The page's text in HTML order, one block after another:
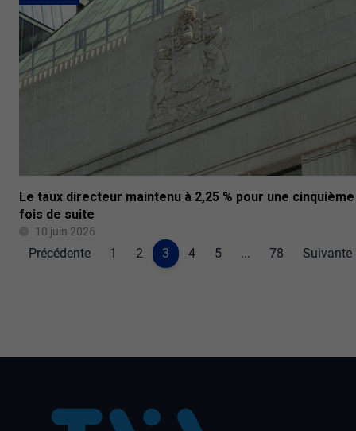
Le taux directeur maintenu à 2,25 % pour une cinquième
fois de suite
10 juin 2026
Précédente 1 2 3 4 5 ... 78 Suivante